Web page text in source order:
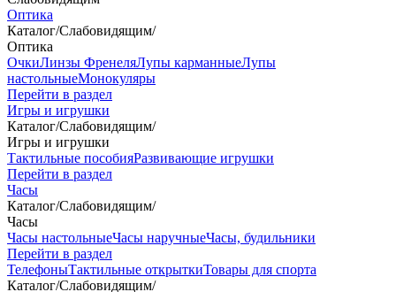
Оптика
Каталог/Слабовидящим/
Оптика
ОчкиЛинзы ФренеляЛупы карманныеЛупы
настольныеМонокуляры
Перейти в раздел
Игры и игрушки
Каталог/Слабовидящим/
Игры и игрушки
Тактильные пособияРазвивающие игрушки
Перейти в раздел
Часы
Каталог/Слабовидящим/
Часы
Часы настольныеЧасы наручныеЧасы, будильники
Перейти в раздел
ТелефоныТактильные открыткиТовары для спорта
Каталог/Слабовидящим/